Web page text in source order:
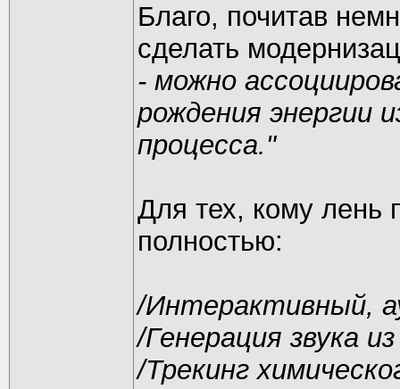
Благо, почитав
сделать
- можно
рождения энергии
процесса."
Для тех, кому лень
полностью:
/Интерактивный,
/Генерация звука
/Трекинг